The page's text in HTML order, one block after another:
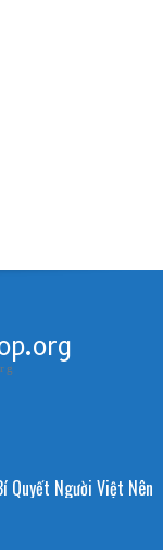
Quyết Người Việt Nên